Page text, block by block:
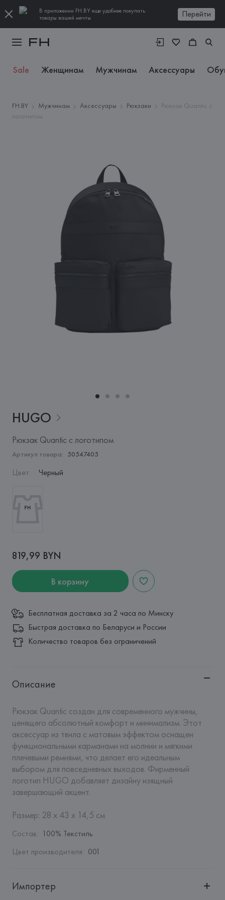
В приложении FH.BY еще удобнее покупать
товары вашей мечты
Перейти
Sale Женщинам Мужчинам Аксессуары
FH.BY Мужчинам Аксессуары Рюкзаки
Рюкзак Quantic с
логотипом
HUGO
Рюкзак Quantic с логотипом
Артикул товара: 50547405
Цвет: Черный
819,99 BYN
В корзину
Бесплатная доставка за 2 часа по Минску
Быстрая доставка по Беларуси и России
Количество товаров без ограничений
Описание
Рюкзак Quantic создан для современного мужчины,
ценящего абсолютный комфорт и минимализм. Этот
аксессуар из твила с матовым эффектом оснащен
функциональными карманами на молнии и мягкими
плечевыми ремнями, что делает его идеальным
выбором для повседневных выходов. Фирменный
логотип HUGO добавляет дизайну изящный
завершающий акцент.
Размер: 28 x 43 x 14,5 см
Состав: 100% Текстиль
Цвет производителя: 001
Импортер